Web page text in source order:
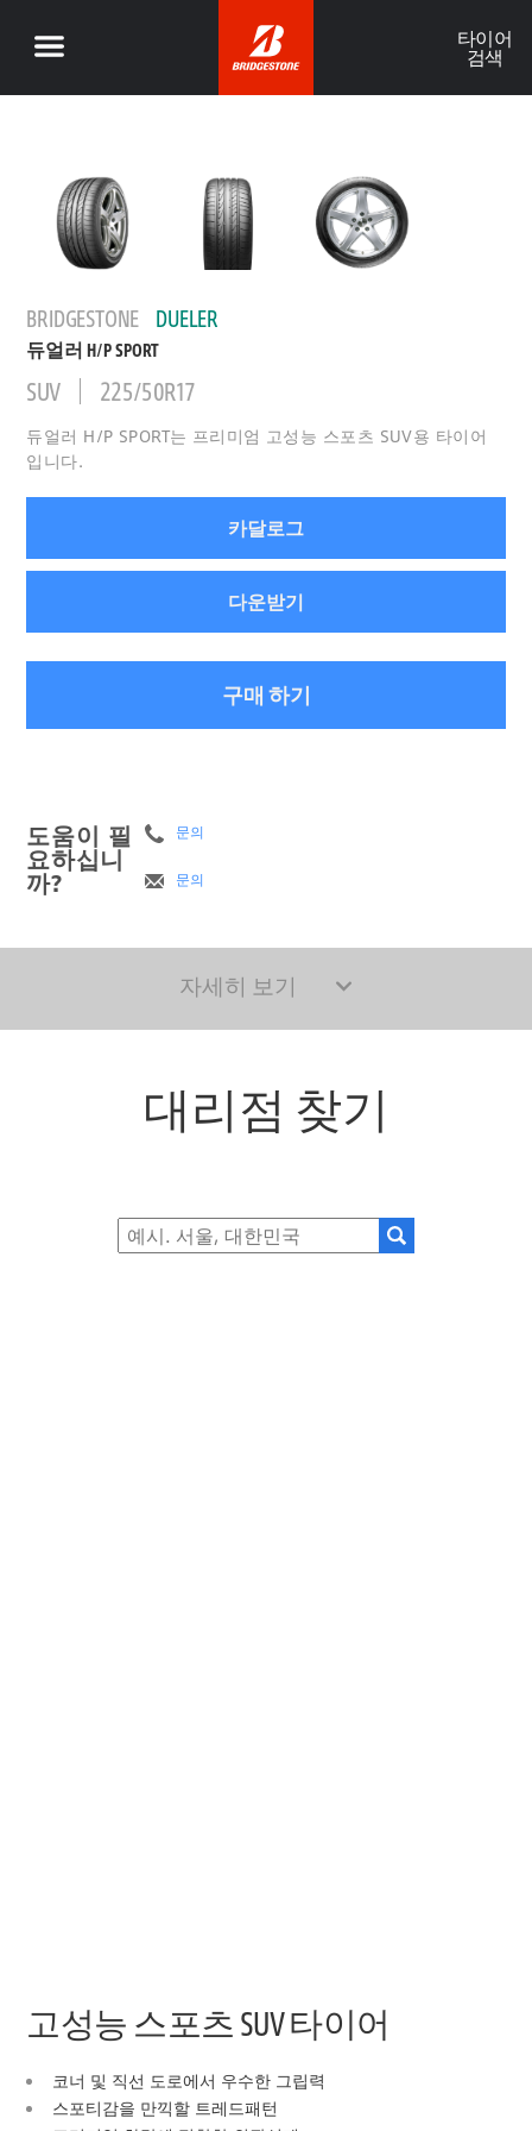
타이어
검색
BRIDGESTONE DUELER
듀얼러 H/P SPORT
SUV 225/50R17
듀얼러 H/P SPORT는 프리미엄 고성능 스포츠 SUV용 타이어
입니다.
카달로그
다운받기
구매 하기
도움이 필
요하십니
까?
문의
문의
자세히 보기
대리점 찾기
고성능 스포츠 SUV 타이어
코너 및 직선 도로에서 우수한 그립력
스포티감을 만끽할 트레드패턴